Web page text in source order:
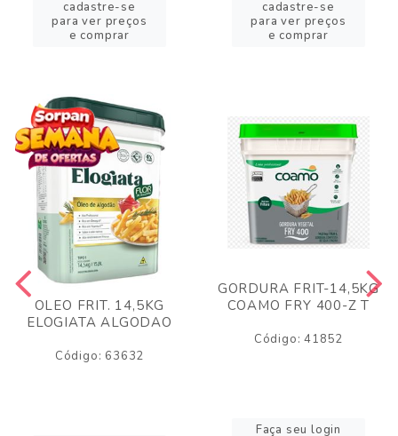
cadastre-se
para ver preços
e comprar
cadastre-se
para ver preços
e comprar
OLEO FRIT. 14,5KG
ELOGIATA ALGODAO
Código: 63632
GORDURA FRIT-14,5KG
COAMO FRY 400-Z T
Código: 41852
Faça seu login